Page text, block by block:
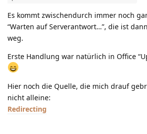
Es kommt zwischendurch immer noch
“Warten auf Serverantwort…”, die ist
weg.
Erste Handlung war natürlich in Office
Hier noch die Quelle, die mich drauf
nicht alleine:
Redirecting